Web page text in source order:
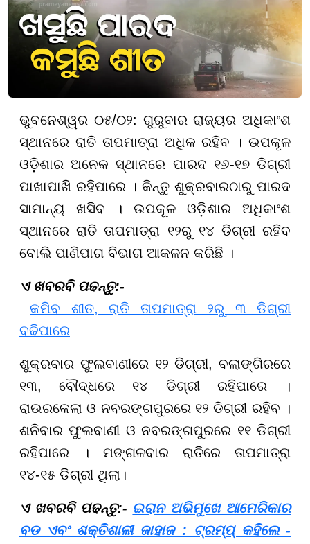
ଭୁବନେଶ୍ୱର ୦୫/୦୨: ଗୁରୁବାର ରାଜ୍ୟର ଅଧିକାଂଶ
ସ୍ଥାନରେ ରାତି ତାପମାତ୍ରା ଅଧିକ ରହିବ । ଉପକୂଳ
ଓଡ଼ିଶାର ଅନେକ ସ୍ଥାନରେ ପାରଦ ୧୬-୧୭ ଡିଗ୍ରୀ
ପାଖାପାଖି ରହିପାରେ । କିନ୍ତୁ ଶୁକ୍ରବାରଠାରୁ ପାରଦ
ସାମାନ୍ୟ ଖସିବ । ଉପକୂଳ ଓଡ଼ିଶାର ଅଧିକାଂଶ
ସ୍ଥାନରେ ରାତି ତାପମାତ୍ରା ୧୨ରୁ ୧୪ ଡିଗ୍ରୀ ରହିବ
ବୋଲି ପାଣିପାଗ ବିଭାଗ ଆକଳନ କରିଛି ।
ଏ ଖବରବି ପଢନ୍ତୁ:-
କମିବ ଶୀତ, ରାତି ତାପମାତ୍ରା ୨ରୁ ୩ ଡିଗ୍ରୀ
ବଢିପାରେ
ଶୁକ୍ରବାର ଫୁଲବାଣୀରେ ୧୨ ଡିଗ୍ରୀ, ବଲାଙ୍ଗିରରେ
୧୩, ବୌଦ୍ଧରେ ୧୪ ଡିଗ୍ରୀ ରହିପାରେ ।
ରାଉରକେଲା ଓ ନବରଙ୍ଗପୁରରେ ୧୨ ଡିଗ୍ରୀ ରହିବ ।
ଶନିବାର ଫୁଲବାଣୀ ଓ ନବରଙ୍ଗପୁରରେ ୧୧ ଡିଗ୍ରୀ
ରହିପାରେ । ମଙ୍ଗଳବାର ରାତିରେ ତାପମାତ୍ରା
୧୪-୧୫ ଡିଗ୍ରୀ ଥିଲା।
ଏ ଖବରବି ପଢନ୍ତୁ:- ଇରାନ ଅଭିମୁଖେ ଆମେରିକାର
ବଡ ଏବଂ ଶକ୍ତିଶାଳୀ ଜାହାଜ : ଟ୍ରମ୍ପ୍ କହିଲେ -